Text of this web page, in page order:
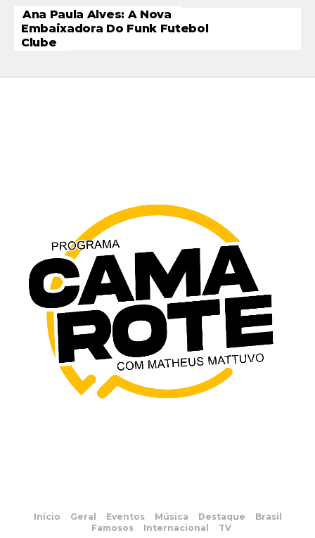
Ana Paula Alves: A Nova
Embaixadora Do Funk Futebol
Clube
Início Geral Eventos Música Destaque
Brasil
Famosos
Internacional TV